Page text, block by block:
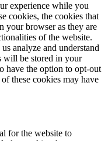
experience while you
cookies, the cookies that
your browser as they are
of the website.
analyze and understand
will be stored in your
have the option to opt-out
these cookies may have
for the website to